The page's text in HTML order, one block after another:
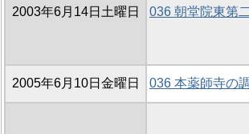
2003年6月14日土曜日 036 朝堂院東第
2005年6月10日金曜日 036 本薬師寺の